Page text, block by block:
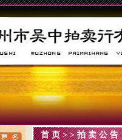
首页>>拍卖公告